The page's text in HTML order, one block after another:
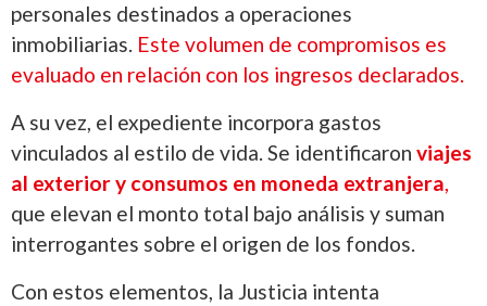
personales destinados a operaciones
inmobiliarias. Este volumen de compromisos es
evaluado en relación con los ingresos declarados.
A su vez, el expediente incorpora gastos
vinculados al estilo de vida. Se identificaron viajes
al exterior y consumos en moneda extranjera,
que elevan el monto total bajo análisis y suman
interrogantes sobre el origen de los fondos.
Con estos elementos, la Justicia intenta